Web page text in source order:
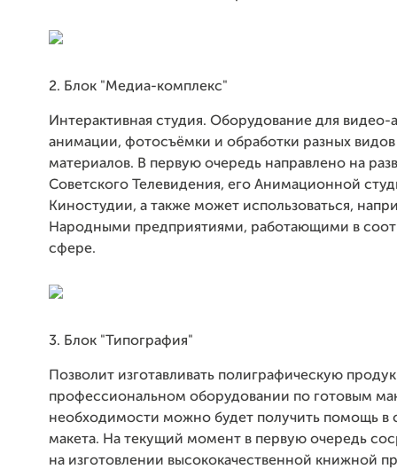
2. Блок "Медиа-комплекс"
Интерактивная студия. Оборудование для видео-
анимации, фотосъёмки и обработки разных
материалов. В первую очередь направлено на
Советского Телевидения, его Анимационной
Киностудии, а также может использоваться,
Народными предприятиями, работающими в
сфере.
3. Блок "Типография"
Позволит изготавливать полиграфическую
профессиональном оборудовании по готовым
необходимости можно будет получить помощь в
макета. На текущий момент в первую очередь
на изготовлении высококачественной книжной